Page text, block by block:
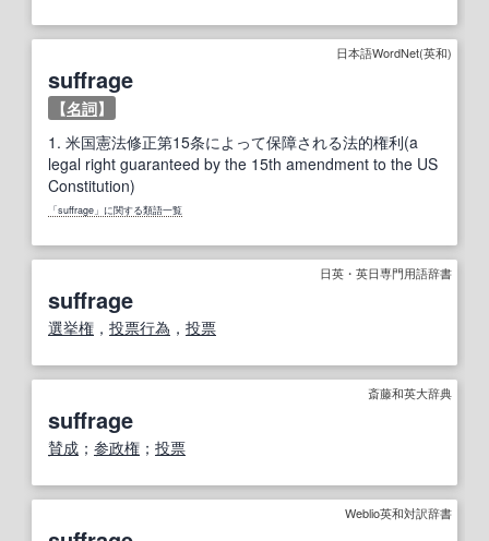
日本語WordNet(英和)
suffrage
【名詞】
1. 米国憲法修正第15条によって保障される法的権利(a
legal right guaranteed by the 15th amendment to the US
Constitution)
「suffrage」に関する類語一覧
日英・英日専門用語辞書
suffrage
選挙権 ， 投票行為 ， 投票
斎藤和英大辞典
suffrage
賛成 ； 参政権 ； 投票
Weblio英和対訳辞書